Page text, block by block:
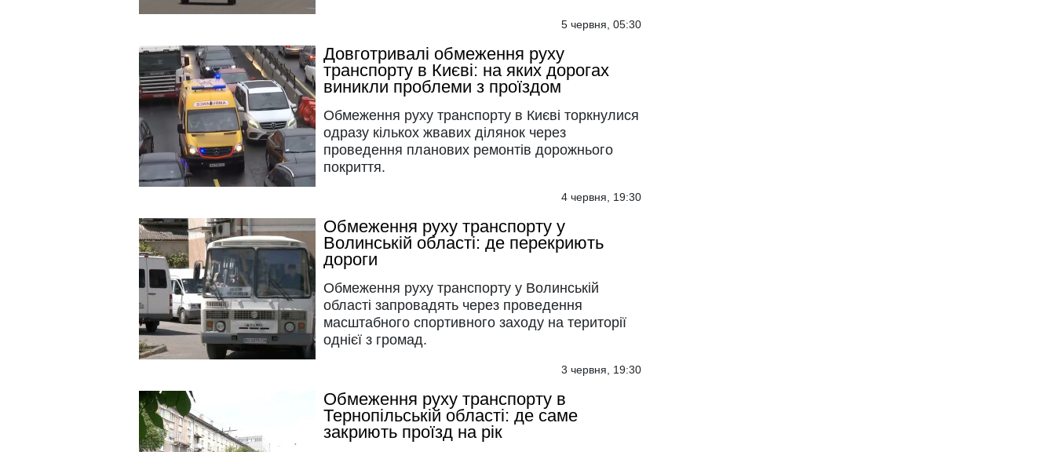
5 червня, 05:30
Довготривалі обмеження руху
транспорту в Києві: на яких дорогах
виникли проблеми з проїздом
Обмеження руху транспорту в Києві торкнулися
одразу кількох жвавих ділянок через
проведення планових ремонтів дорожнього
покриття.
4 червня, 19:30
Обмеження руху транспорту у
Волинській області: де перекриють
дороги
Обмеження руху транспорту у Волинській
області запровадять через проведення
масштабного спортивного заходу на території
однієї з громад.
3 червня, 19:30
Обмеження руху транспорту в
Тернопільській області: де саме
закриють проїзд на рік